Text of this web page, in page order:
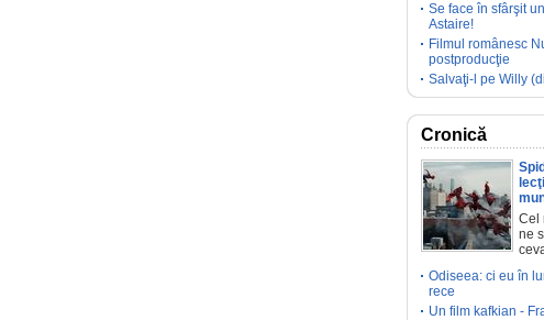
Se face în sfârşit
Astaire!
Filmul românesc
postproducţie
Salvaţi-l pe Willy
Cronică
Cel
ne
Odiseea: ci eu în
rece
Un film kafkian -